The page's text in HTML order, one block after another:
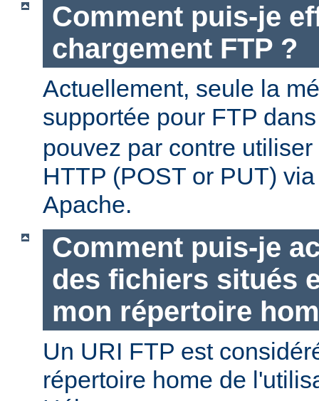
Comment puis-je
chargement FTP ?
Actuellement, seule la
supportée pour FTP
pouvez par contre
HTTP (POST or PUT)
Apache.
Comment puis-je
des fichiers situés
mon répertoire
Un URI FTP est
répertoire home de